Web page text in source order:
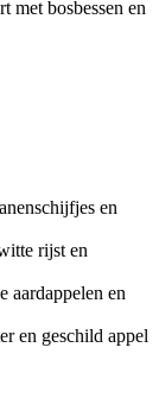
met bosbessen en
en
rijst en
aardappelen en
en geschild appel